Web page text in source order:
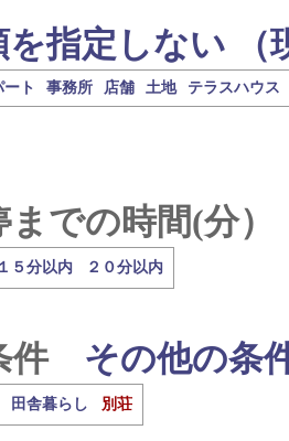
を指定しない （
ート 事務所 店舗 土地 テラスハウス
での時間(分）
１５分以内 ２０分以内
件 その他の条
田舎暮らし 別荘